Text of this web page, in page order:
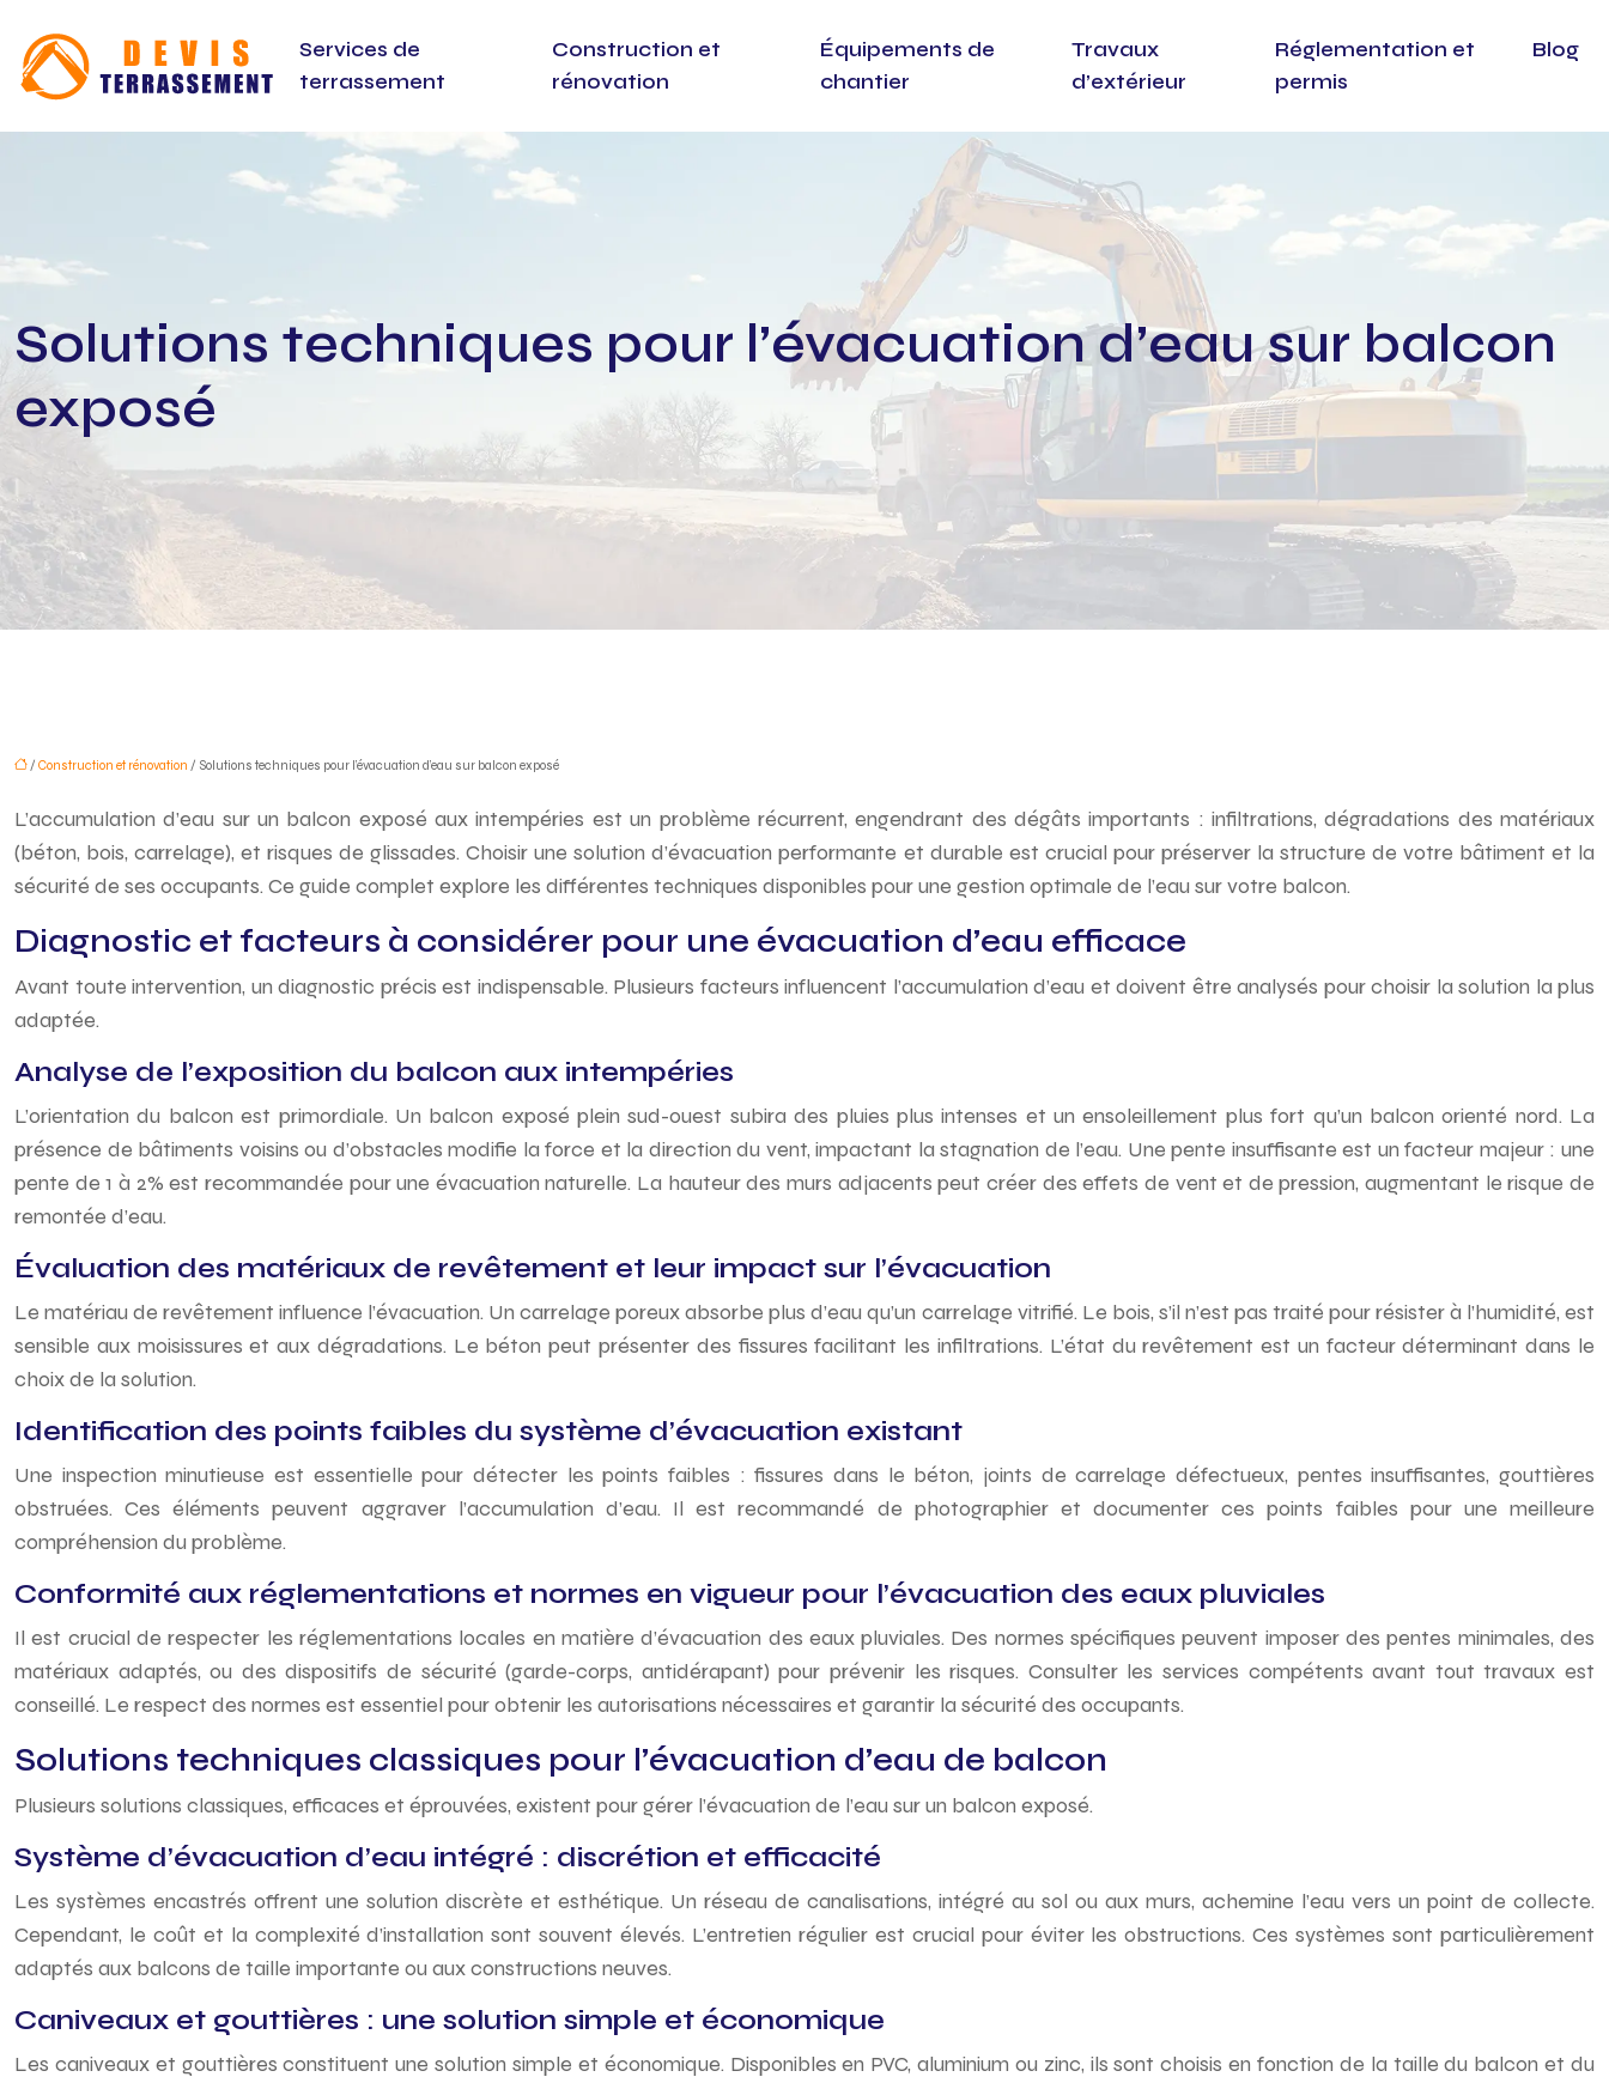
Services de
terrassement
Construction et
rénovation
Équipements de
chantier
Travaux
d’extérieur
Réglementation et
permis
Blog
Solutions techniques pour l’évacuation d’eau sur balcon
exposé
/ Construction et rénovation / Solutions techniques pour l’évacuation d’eau sur balcon exposé
L’accumulation d’eau sur un balcon exposé aux intempéries est un problème récurrent, engendrant des dégâts importants : infiltrations, dégradations des matériaux
(béton, bois, carrelage), et risques de glissades. Choisir une solution d’évacuation performante et durable est crucial pour préserver la structure de votre bâtiment et la
sécurité de ses occupants. Ce guide complet explore les différentes techniques disponibles pour une gestion optimale de l’eau sur votre balcon.
Diagnostic et facteurs à considérer pour une évacuation d’eau efficace
Avant toute intervention, un diagnostic précis est indispensable. Plusieurs facteurs influencent l’accumulation d’eau et doivent être analysés pour choisir la solution la plus
adaptée.
Analyse de l’exposition du balcon aux intempéries
L’orientation du balcon est primordiale. Un balcon exposé plein sud-ouest subira des pluies plus intenses et un ensoleillement plus fort qu’un balcon orienté nord. La
présence de bâtiments voisins ou d’obstacles modifie la force et la direction du vent, impactant la stagnation de l’eau. Une pente insuffisante est un facteur majeur : une
pente de 1 à 2% est recommandée pour une évacuation naturelle. La hauteur des murs adjacents peut créer des effets de vent et de pression, augmentant le risque de
remontée d’eau.
Évaluation des matériaux de revêtement et leur impact sur l’évacuation
Le matériau de revêtement influence l’évacuation. Un carrelage poreux absorbe plus d’eau qu’un carrelage vitrifié. Le bois, s’il n’est pas traité pour résister à l’humidité, est
sensible aux moisissures et aux dégradations. Le béton peut présenter des fissures facilitant les infiltrations. L’état du revêtement est un facteur déterminant dans le
choix de la solution.
Identification des points faibles du système d’évacuation existant
Une inspection minutieuse est essentielle pour détecter les points faibles : fissures dans le béton, joints de carrelage défectueux, pentes insuffisantes, gouttières
obstruées. Ces éléments peuvent aggraver l’accumulation d’eau. Il est recommandé de photographier et documenter ces points faibles pour une meilleure
compréhension du problème.
Conformité aux réglementations et normes en vigueur pour l’évacuation des eaux pluviales
Il est crucial de respecter les réglementations locales en matière d’évacuation des eaux pluviales. Des normes spécifiques peuvent imposer des pentes minimales, des
matériaux adaptés, ou des dispositifs de sécurité (garde-corps, antidérapant) pour prévenir les risques. Consulter les services compétents avant tout travaux est
conseillé. Le respect des normes est essentiel pour obtenir les autorisations nécessaires et garantir la sécurité des occupants.
Solutions techniques classiques pour l’évacuation d’eau de balcon
Plusieurs solutions classiques, efficaces et éprouvées, existent pour gérer l’évacuation de l’eau sur un balcon exposé.
Système d’évacuation d’eau intégré : discrétion et efficacité
Les systèmes encastrés offrent une solution discrète et esthétique. Un réseau de canalisations, intégré au sol ou aux murs, achemine l’eau vers un point de collecte.
Cependant, le coût et la complexité d’installation sont souvent élevés. L’entretien régulier est crucial pour éviter les obstructions. Ces systèmes sont particulièrement
adaptés aux balcons de taille importante ou aux constructions neuves.
Caniveaux et gouttières : une solution simple et économique
Les caniveaux et gouttières constituent une solution simple et économique. Disponibles en PVC, aluminium ou zinc, ils sont choisis en fonction de la taille du balcon et du